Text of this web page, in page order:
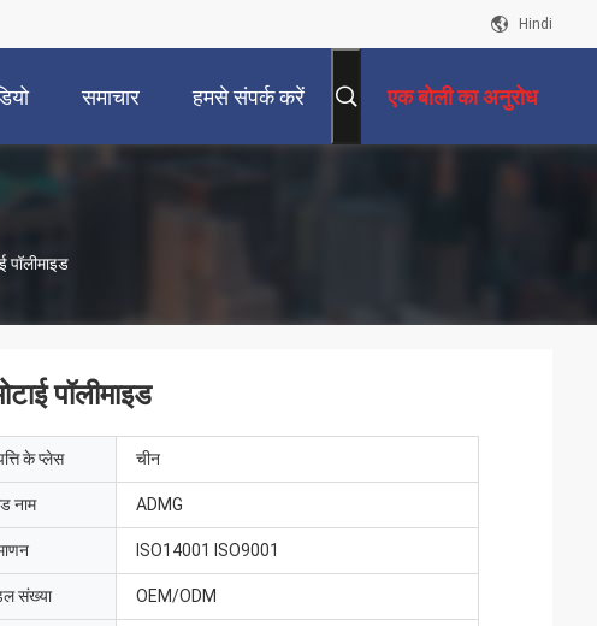
Hindi
समाचार हमसे संपर्क करें एक बोली का अनुरोध
पॉलीमाइड
पॉलीमाइड
के प्लेस चीन
नाम ADMG
ISO14001 ISO9001
संख्या OEM/ODM